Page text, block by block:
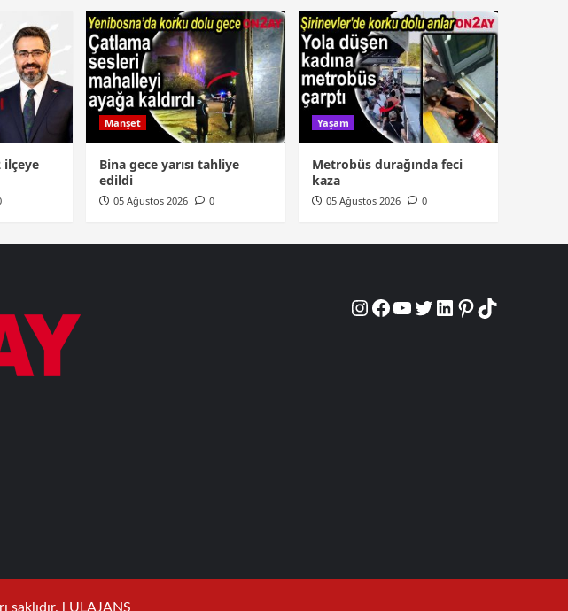
ilçeye
Manşet
Bina gece yarısı tahliye
edildi
05 Ağustos 2026 0
Yaşam
Metrobüs durağında feci
kaza
05 Ağustos 2026 0
l ULAJANS